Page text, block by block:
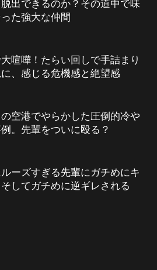
出できるのか？その道中で味
た強大な仲間
喧嘩！たらい回しで手詰まり
、感じる危機感と絶望感
空港でやらかした圧倒的冷や
。先輩をついに殴る？
ーズすぎる先輩にガチめにキ
してガチめに逆ギレされる